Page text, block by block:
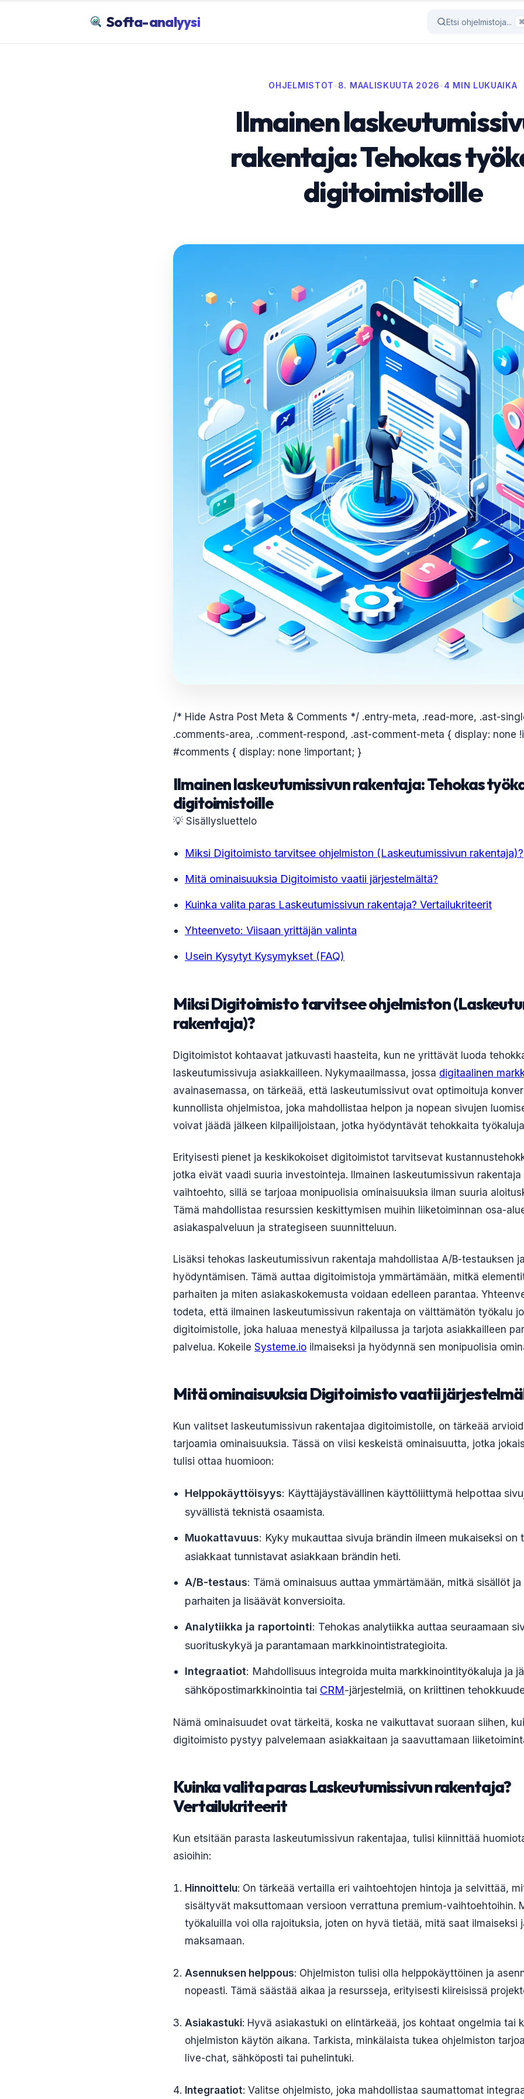
Softa-analyysi Etsi ohjelmistoja...
OHJELMISTOT•8. MAALISKUUTA 2026•4 MIN LUKUAIKA
Ilmainen
rakentaja: Tehokas
digitoimistoille
/* Hide Astra Post Meta & Comments */ .entry-meta, .read-more, .ast-
.comments-area, .comment-respond, .ast-comment-meta { display: none
#comments { display: none !important; }
Ilmainen laskeutumissivun rakentaja: Tehokas
digitoimistoille
💡 Sisällysluettelo
Miksi Digitoimisto tarvitsee ohjelmiston (Laskeutumissivun rakentaja)?
Mitä ominaisuuksia Digitoimisto vaatii järjestelmältä?
Kuinka valita paras Laskeutumissivun rakentaja? Vertailukriteerit
Yhteenveto: Viisaan yrittäjän valinta
Usein Kysytyt Kysymykset (FAQ)
Miksi Digitoimisto tarvitsee ohjelmiston
rakentaja)?
Digitoimistot kohtaavat jatkuvasti haasteita, kun ne yrittävät luoda
laskeutumissivuja asiakkailleen. Nykymaailmassa, jossa digitaalinen
avainasemassa, on tärkeää, että laskeutumissivut ovat optimoituja
kunnollista ohjelmistoa, joka mahdollistaa helpon ja nopean sivujen
voivat jäädä jälkeen kilpailijoistaan, jotka hyödyntävät tehokkaita
Erityisesti pienet ja keskikokoiset digitoimistot tarvitsevat
jotka eivät vaadi suuria investointeja. Ilmainen laskeutumissivun
vaihtoehto, sillä se tarjoaa monipuolisia ominaisuuksia ilman suuria
Tämä mahdollistaa resurssien keskittymisen muihin liiketoiminnan osa-
asiakaspalveluun ja strategiseen suunnitteluun.
Lisäksi tehokas laskeutumissivun rakentaja mahdollistaa A/B-testauksen
hyödyntämisen. Tämä auttaa digitoimistoja ymmärtämään, mitkä
parhaiten ja miten asiakaskokemusta voidaan edelleen parantaa.
todeta, että ilmainen laskeutumissivun rakentaja on välttämätön työkalu
digitoimistolle, joka haluaa menestyä kilpailussa ja tarjota asiakkailleen
palvelua. Kokeile Systeme.io ilmaiseksi ja hyödynnä sen monipuolisia
Mitä ominaisuuksia Digitoimisto vaatii
Kun valitset laskeutumissivun rakentajaa digitoimistolle, on tärkeää
tarjoamia ominaisuuksia. Tässä on viisi keskeistä ominaisuutta, jotka
tulisi ottaa huomioon:
Helppokäyttöisyys: Käyttäjäystävällinen käyttöliittymä helpottaa
syvällistä teknistä osaamista.
Muokattavuus: Kyky mukauttaa sivuja brändin ilmeen mukaiseksi on
asiakkaat tunnistavat asiakkaan brändin heti.
A/B-testaus: Tämä ominaisuus auttaa ymmärtämään, mitkä sisällöt
parhaiten ja lisäävät konversioita.
Analytiikka ja raportointi: Tehokas analytiikka auttaa seuraamaan
suorituskykyä ja parantamaan markkinointistrategioita.
Integraatiot: Mahdollisuus integroida muita markkinointityökaluja ja
sähköpostimarkkinointia tai CRM-järjestelmiä, on kriittinen
Nämä ominaisuudet ovat tärkeitä, koska ne vaikuttavat suoraan siihen,
digitoimisto pystyy palvelemaan asiakkaitaan ja saavuttamaan
Kuinka valita paras Laskeutumissivun rakentaja?
Vertailukriteerit
Kun etsitään parasta laskeutumissivun rakentajaa, tulisi kiinnittää
asioihin:
Hinnoittelu: On tärkeää vertailla eri vaihtoehtojen hintoja ja selvittää,
sisältyvät maksuttomaan versioon verrattuna premium-vaihtoehtoihin.
työkaluilla voi olla rajoituksia, joten on hyvä tietää, mitä saat ilmaiseksi
maksamaan.
Asennuksen helppous: Ohjelmiston tulisi olla helppokäyttöinen ja
nopeasti. Tämä säästää aikaa ja resursseja, erityisesti kiireisissä
Asiakastuki: Hyvä asiakastuki on elintärkeää, jos kohtaat ongelmia tai
ohjelmiston käytön aikana. Tarkista, minkälaista tukea ohjelmiston
live-chat, sähköposti tai puhelintuki.
Integraatiot: Valitse ohjelmisto, joka mahdollistaa saumattomat